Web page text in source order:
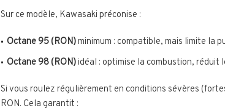
Sur ce modèle, Kawasaki préconise :
Octane 95 (RON)minimum : compatible, mais limite la
Octane 98 (RON)idéal : optimise la combustion, réduit
Si vous roulez régulièrement en conditions sévères
RON. Cela garantit :